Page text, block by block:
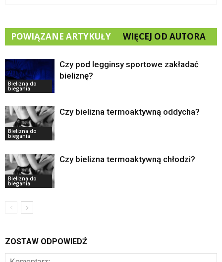
POWIĄZANE ARTYKUŁY WIĘCEJ OD AUTORA
Bielizna do
biegania
Czy pod legginsy sportowe zakładać
bieliznę?
Bielizna do
biegania
Czy bielizna termoaktywną oddycha?
Bielizna do
biegania
Czy bielizna termoaktywną chłodzi?
ZOSTAW ODPOWIEDŹ